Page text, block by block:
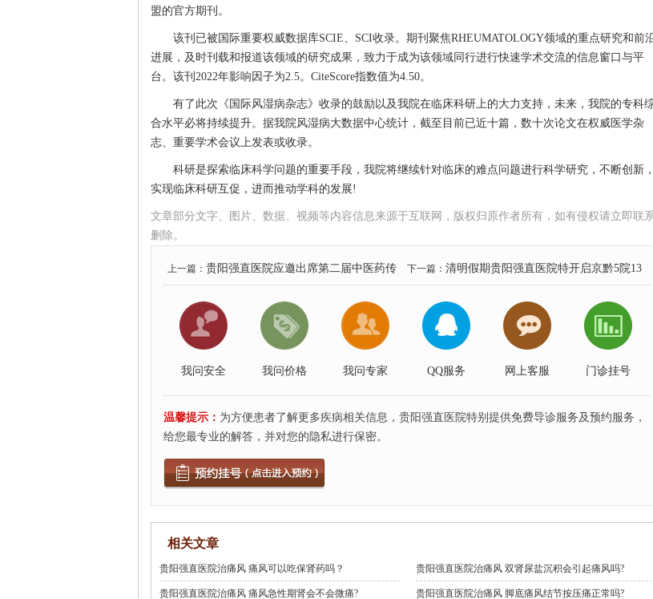
盟的官方期刊。
该刊已被国际重要权威数据库SCIE、SCI收录。期刊聚焦RHEUMATOLOGY领域的重点研究和前
进展，及时刊载和报道该领域的研究成果，致力于成为该领域同行进行快速学术交流的信息窗口与平
台。该刊2022年影响因子为2.5。CiteScore指数值为4.50。
有了此次《国际风湿病杂志》收录的鼓励以及我院在临床科研上的大力支持，未来，我院的专科
合水平必将持续提升。据我院风湿病大数据中心统计，截至目前已近十篇，数十次论文在权威医学杂
志、重要学术会议上发表或收录。
科研是探索临床科学问题的重要手段，我院将继续针对临床的难点问题进行科学研究，不断创新，
实现临床科研互促，进而推动学科的发展!
文章部分文字、图片、数据、视频等内容信息来源于互联网，版权归原作者所有，如有侵权请立即联
删除。
上一篇： 贵阳强直医院应邀出席第二届中医药传
承创新大会中西医结合学术论坛
下一篇： 清明假期贵阳强直医院特开启京黔5院13
位痛风风湿病专家实力联动会诊
我问安全 我问价格 我问专家 QQ服务 网上客服 门诊挂号
温馨提示： 为方便患者了解更多疾病相关信息，贵阳强直医院特别提供免费导诊服务及预约服务，
给您最专业的解答，并对您的隐私进行保密。
相关文章
贵阳强直医院治痛风 痛风可以吃保肾药吗？ 贵阳强直医院治痛风 双肾尿盐沉积会引起痛风吗?
贵阳强直医院治痛风 痛风急性期肾会不会微痛? 贵阳强直医院治痛风 脚底痛风结节按压痛正常吗?